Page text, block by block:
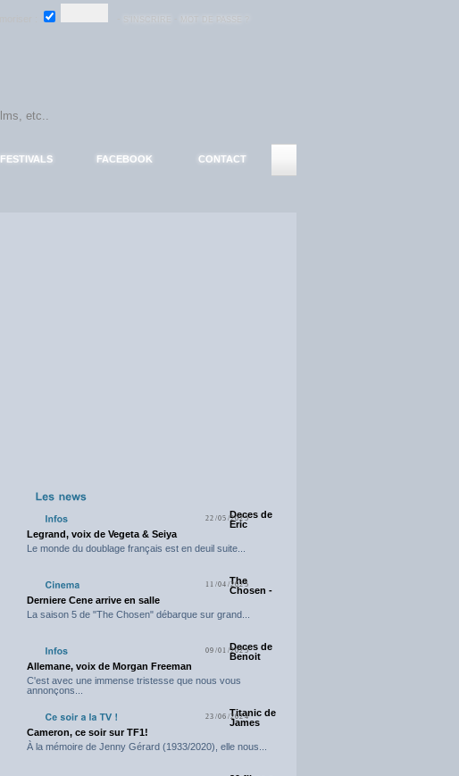
FESTIVALS FACEBOOK CONTACT
22/05/2025Deces de
Eric
Legrand, voix de Vegeta & Seiya
Le monde du doublage français est en deuil suite...
11/04/2025
The
Chosen -
Derniere Cene arrive en salle
La saison 5 de "The Chosen" débarque sur grand...
09/01/2025Deces de
Benoit
Allemane, voix de Morgan Freeman
C'est avec une immense tristesse que nous vous
annonçons...
23/06/2024Titanic de
James
Cameron, ce soir sur TF1!
À la mémoire de Jenny Gérard (1933/2020), elle nous...